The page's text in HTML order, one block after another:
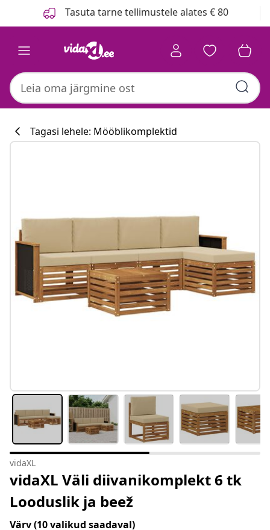
Tasuta tarne tellimustele alates € 80
Tagasi lehele: Mööblikomplektid
vidaXL
vidaXL Väli diivanikomplekt 6 tk
Looduslik ja beež
Värv(10 valikud saadaval)